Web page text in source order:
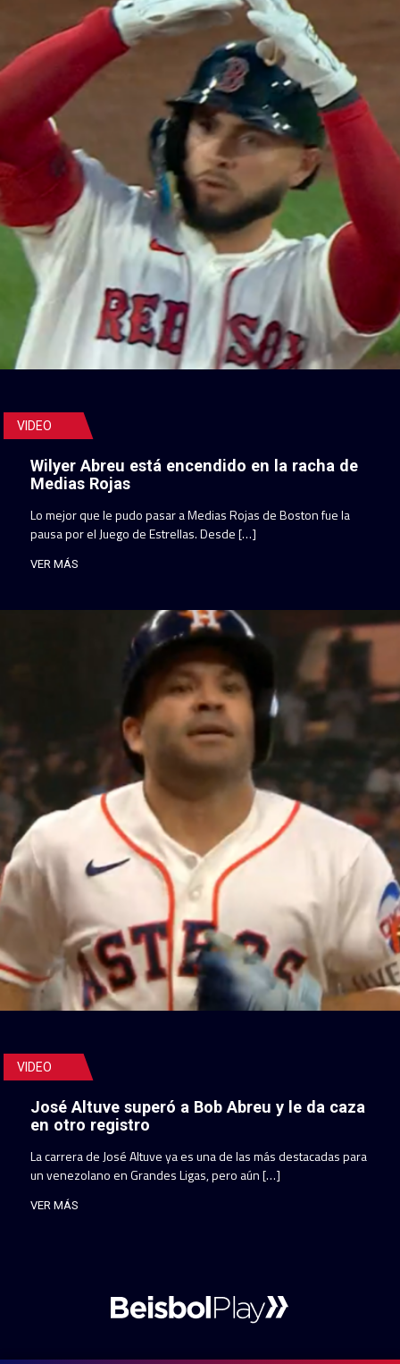
VIDEO
Wilyer Abreu está encendido en la racha de
Medias Rojas
Lo mejor que le pudo pasar a Medias Rojas de Boston fue la
pausa por el Juego de Estrellas. Desde […]
VER MÁS
VIDEO
José Altuve superó a Bob Abreu y le da caza
en otro registro
La carrera de José Altuve ya es una de las más destacadas para
un venezolano en Grandes Ligas, pero aún […]
VER MÁS